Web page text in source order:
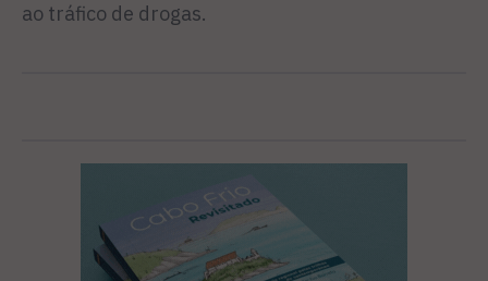
ao tráfico de drogas.